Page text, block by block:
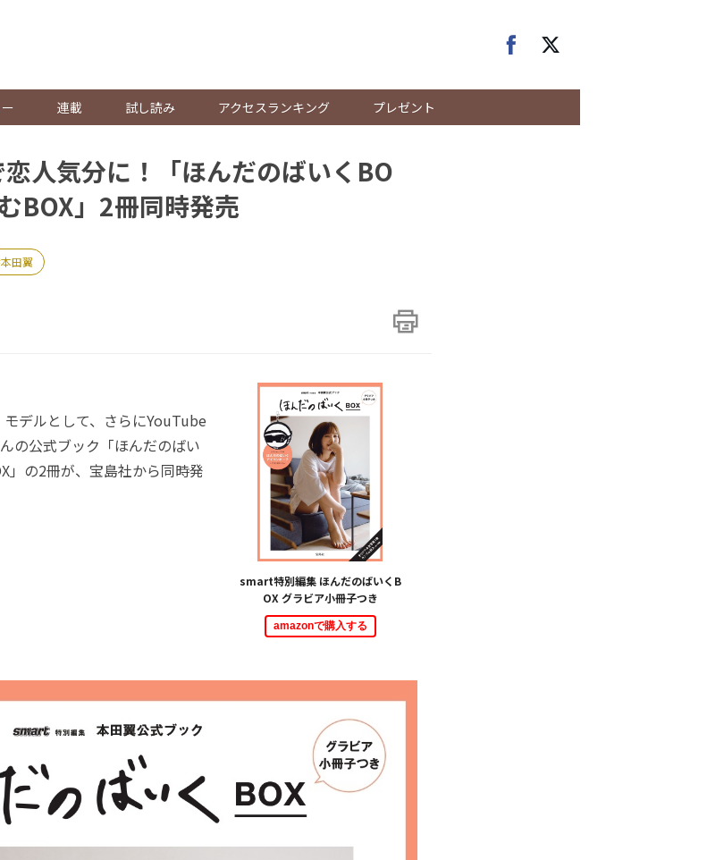
連載 試し読み アクセスランキング プレゼント
人気分に！「ほんだのばいくBO
BOX」2冊同時発売
本田翼
smart特別編集 ほんだのばいくB
OX グラビア小冊子つき
amazonで購入する
デルとして、さらにYouTube
の公式ブック「ほんだのばい
」の2冊が、宝島社から同時発